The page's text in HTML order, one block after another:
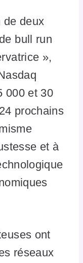
de deux
bull run
»,
000 et 30
prochains
et à
ont
réseaux